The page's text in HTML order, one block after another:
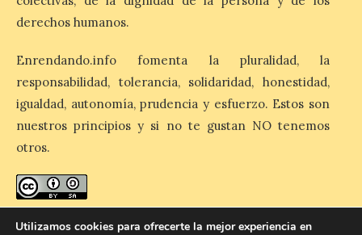
teatro municipal de La Bañeza. El
comunicador astorgano Arturo Martínez
La I Feria de la Cerveza
Artesana de Astorga
arranca con una gran
acogida del público
8 Ago 2026
La inauguración contó
derechos humanos.
Enrendando.info fomenta la pluralidad, la
responsabilidad, tolerancia, solidaridad, honestidad,
igualdad, autonomía, prudencia y esfuerzo. Estos son
nuestros principios y si no te gustan NO tenemos
otros.
Utilizamos cookies para ofrecerte la mejor experiencia en